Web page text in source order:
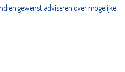
gewenst adviseren over mogelijke